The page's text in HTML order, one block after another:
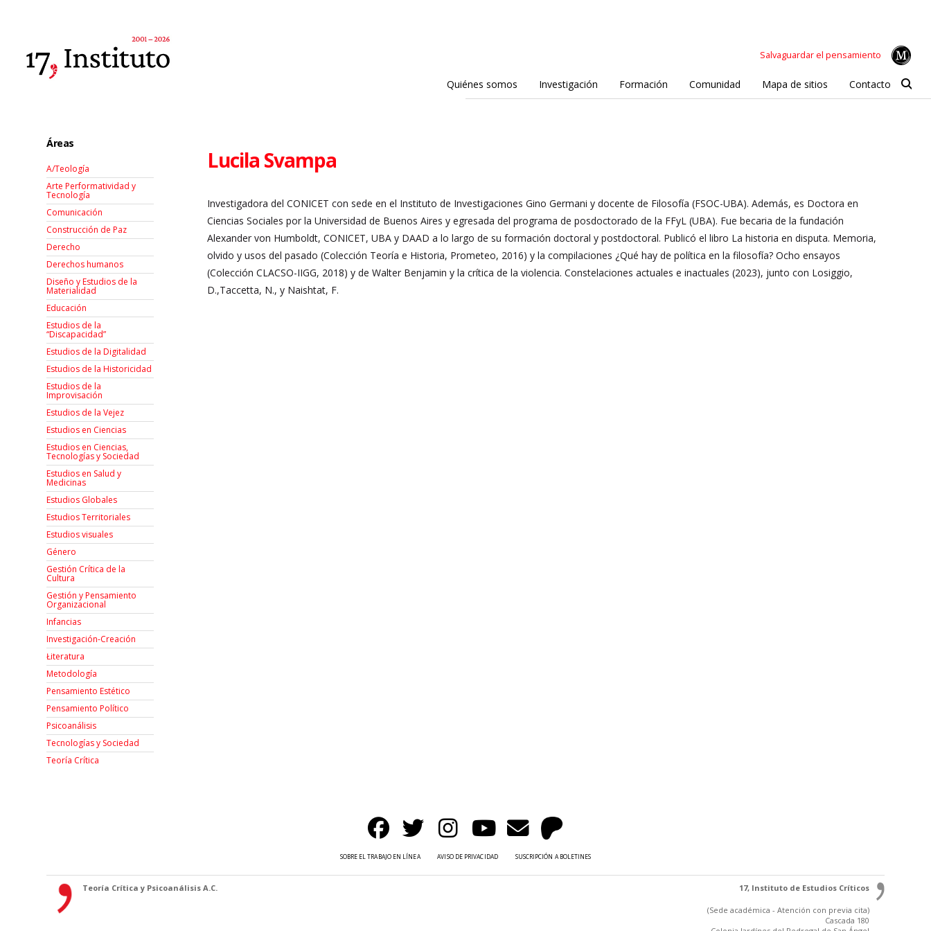
Salvaguardar el pensamiento
Quiénes somos Investigación Formación Comunidad Mapa de sitios Contacto
Lucila Svampa
Investigadora del CONICET con sede en el Instituto de Investigaciones Gino Germani y docente de Filosofía (FSOC-UBA). Además, es Doctora en
Ciencias Sociales por laUniversidad de Buenos Aires y egresada del programa de posdoctorado de la FFyL (UBA). Fue becaria de la fundación
Alexander von Humboldt, CONICET, UBA y DAAD a lo largo de suformación doctoral y postdoctoral. Publicó el libro La historia en disputa. Memoria,
olvido y usos del pasado (Colección Teoría e Historia, Prometeo, 2016) y la compilaciones ¿Qué hay depolítica en la filosofía? Ocho ensayos
(Colección CLACSO-IIGG, 2018) y de Walter Benjamin y la crítica de la violencia. Constelaciones actuales e inactuales (2023), junto con Losiggio,
D.,Taccetta, N., y Naishtat, F.
Áreas
A/Teología
Arte Performatividad y
Tecnología
Comunicación
Construcción de Paz
Derecho
Derechos humanos
Diseño y Estudios de la
Materialidad
Educación
Estudios de la
“Discapacidad”
Estudios de la Digitalidad
Estudios de la Historicidad
Estudios de la
Improvisación
Estudios de la Vejez
Estudios en Ciencias
Estudios en Ciencias,
Tecnologías y Sociedad
Estudios en Salud y
Medicinas
Estudios Globales
Estudios Territoriales
Estudios visuales
Género
Gestión Crítica de la
Cultura
Gestión y Pensamiento
Organizacional
Infancias
Investigación-Creación
Łiteratura
Metodología
Pensamiento Estético
Pensamiento Político
Psicoanálisis
Tecnologías y Sociedad
Teoría Crítica
SOBRE EL TRABAJO EN LÍNEA AVISO DE PRIVACIDAD SUSCRIPCIÓN A BOLETINES
Teoría Crítica y Psicoanálisis A.C. 17, Instituto de Estudios Críticos
(Sede académica - Atención con previa cita)
Cascada 180